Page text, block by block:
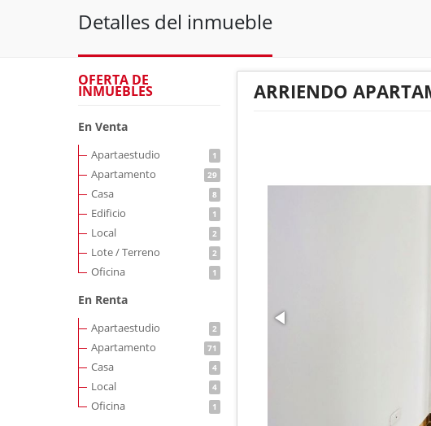
Detalles del inmueble
OFERTA DE
INMUEBLES
En Venta
Apartaestudio 1
Apartamento 29
Casa 8
Edificio 1
Local 2
Lote / Terreno 2
Oficina 1
En Renta
Apartaestudio 2
Apartamento 71
Casa 4
Local 4
Oficina 1
ARRIENDO